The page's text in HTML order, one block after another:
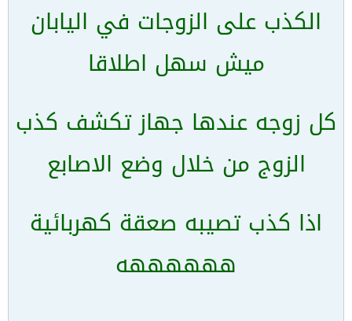
الكذب على الزوجات في اليابان
ميش سهل اطلاقا
كل زوجه عندها جهاز تكشف كذب
الزوج من خلال وضع الاصابع
اذا كذب تصيبه صعقة كهربائية
ههههههه